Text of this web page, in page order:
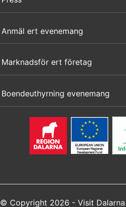
Anmäl ert evenemang
Marknadsför ert företag
Boendeuthyrning evenemang
© Copyright 2026 - Visit